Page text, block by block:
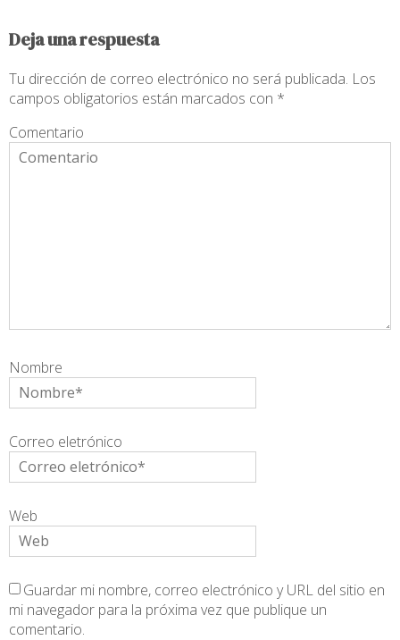
Deja una respuesta
Tu dirección de correo electrónico no será publicada. Los
campos obligatorios están marcados con *
Comentario
Nombre
Correo eletrónico
Web
Guardar mi nombre, correo electrónico y URL del sitio en
mi navegador para la próxima vez que publique un
comentario.